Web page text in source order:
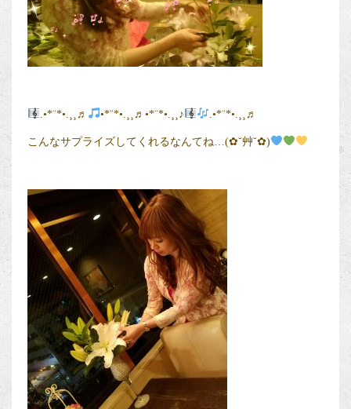
.•*¨*•.¸¸♬ •*¨*•.¸¸♬•*¨*•.¸¸♪ .•*¨*•.¸¸♬
こんなサプライズしてくれるなんてね…(✿˘艸˘✿)